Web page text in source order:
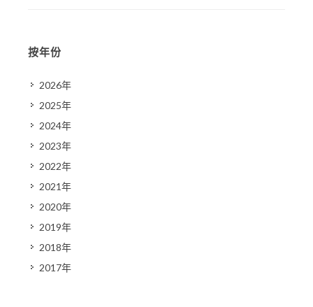
按年份
2026年
2025年
2024年
2023年
2022年
2021年
2020年
2019年
2018年
2017年